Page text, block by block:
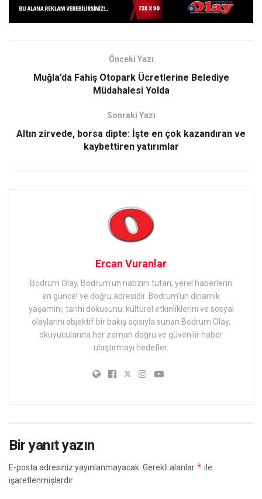
Önceki Yazı
Muğla’da Fahiş Otopark Ücretlerine Belediye
Müdahalesi Yolda
Sonraki Yazı
Altın zirvede, borsa dipte: İşte en çok kazandıran ve
kaybettiren yatırımlar
Ercan Vuranlar
Bodrum Olay, Bodrum'un nabzını tutan, yerel haberlerin
en güncel ve doğru adresidir. Bodrum'un dinamik
yaşamını, tarihi dokusunu, kültürel etkinliklerini ve sosyal
olaylarını objektif bir bakış açısıyla sunan Bodrum Olay,
okuyucularına her zaman doğru ve güvenilir haber
ulaştırmayı hedefler.
Bir yanıt yazın
E-posta adresiniz yayınlanmayacak. Gerekli alanlar * ile
işaretlenmişlerdir